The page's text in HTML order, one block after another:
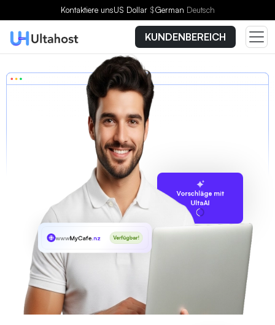
Kontaktiere unsUS Dollar $German Deutsch
KUNDENBEREICH
Vorschläge mit
UltaAI
wwwMyCafe.nz Verfügbar!